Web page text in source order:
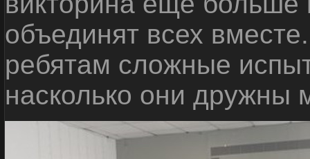
объединят всех
ребятам сложные
насколько они дружны